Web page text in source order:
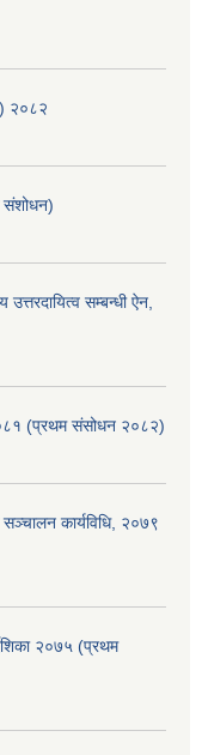
२०८२
संशोधन)
उत्तरदायित्व सम्बन्धी ऐन,
(प्रथम संसोधन २०८२)
सञ्चालन कार्यविधि, २०७९
२०७५ (प्रथम